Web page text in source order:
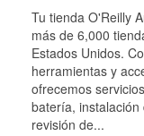
Tu tienda O'Reilly
más de 6,000
Estados Unidos.
herramientas y
ofrecemos
batería,
revisión de...